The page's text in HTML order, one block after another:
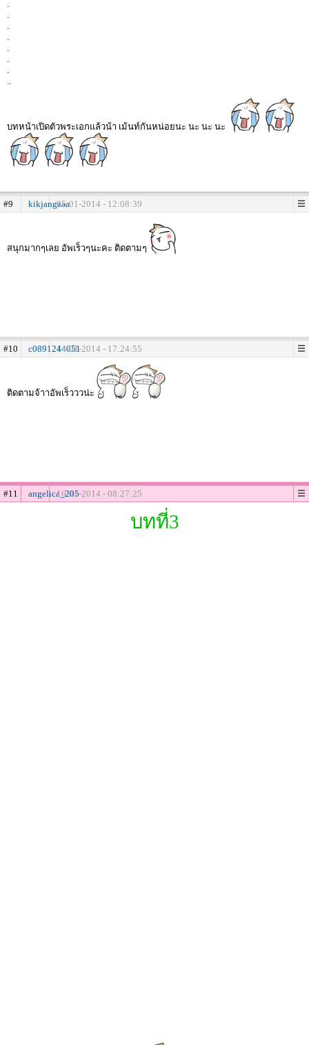
.
.
.
.
.
.
.
..
บทหน้าเปิดตัวพระเอกแล้วน้า เม้นท์กันหน่อยนะ นะ นะ นะ
#9 kikjangzaa05-01-2014 - 12:08:39
สนุกมากๆเลย อัพเร็วๆนะคะ ติดตามๆ
#10 c089124405114-01-2014 - 17:24:55
ติดตามจ้าาอัพเร็วววน่ะ
#11 angelica_20516-01-2014 - 08:27:25
บทที่3